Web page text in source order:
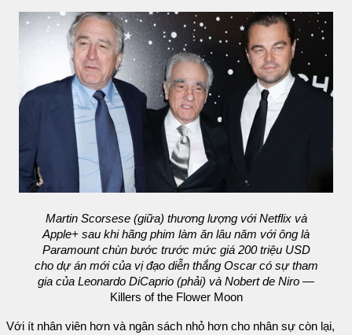
Martin Scorsese (giữa) thương lượng với Netflix và
Apple+ sau khi hãng phim làm ăn lâu năm với ông là
Paramount chùn bước trước mức giá 200 triệu USD
cho dự án mới của vị đạo diễn thắng Oscar có sự tham
gia của Leonardo DiCaprio (phải) và Nobert de Niro —
Killers of the Flower Moon
Với ít nhân viên hơn và ngân sách nhỏ hơn cho nhân sự còn lại,